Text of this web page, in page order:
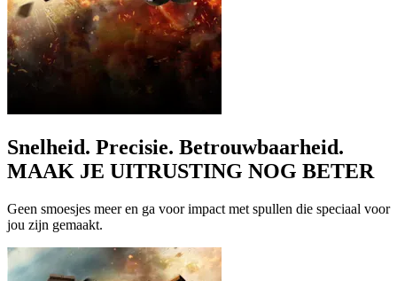
Snelheid. Precisie. Betrouwbaarheid.
MAAK JE UITRUSTING NOG BETER
Geen smoesjes meer en ga voor impact met spullen die speciaal voor
jou zijn gemaakt.